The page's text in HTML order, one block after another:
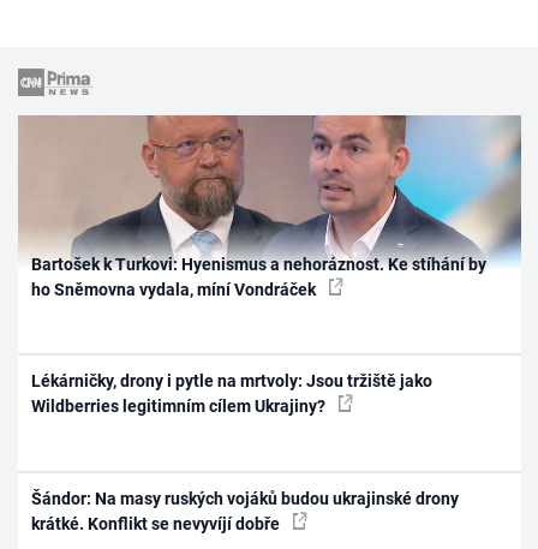
Bartošek k Turkovi: Hyenismus a nehoráznost. Ke stíhání by
ho Sněmovna vydala, míní Vondráček
Lékárničky, drony i pytle na mrtvoly: Jsou tržiště jako
Wildberries legitimním cílem Ukrajiny?
Šándor: Na masy ruských vojáků budou ukrajinské drony
krátké. Konflikt se nevyvíjí dobře